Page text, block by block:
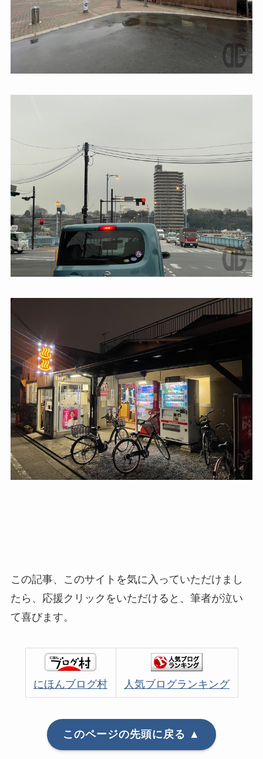
この記事、このサイトを気に入っていただけまし
たら、応援クリックをいただけると、筆者が泣い
て喜びます。
にほんブログ村 人気ブログランキング
このページの先頭に戻る ▲